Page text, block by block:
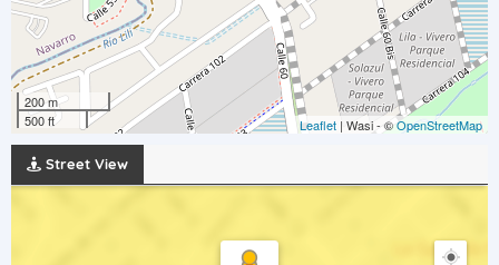
200 m
500 ft
Leaflet | Wasi - ©OpenStreetMap
Street View